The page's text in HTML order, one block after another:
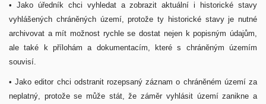
• Jako úředník chci vyhledat a zobrazit aktuální i historické stavy
vyhlášených chráněných území, protože ty historické stavy je nutné
archivovat a mít možnost rychle se dostat nejen k popisným údajům,
ale také k přílohám a dokumentacím, které s chráněným územím
souvisí.
• Jako editor chci odstranit rozepsaný záznam o chráněném území za
neplatný, protože se může stát, že záměr vyhlásit území zanikne a